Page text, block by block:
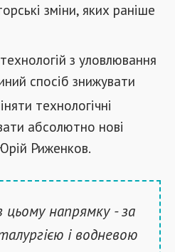
зміни, яких раніше
з уловлювання
спосіб знижувати
технологічні
абсолютно нові
Риженков.
напрямку - за
і водневою